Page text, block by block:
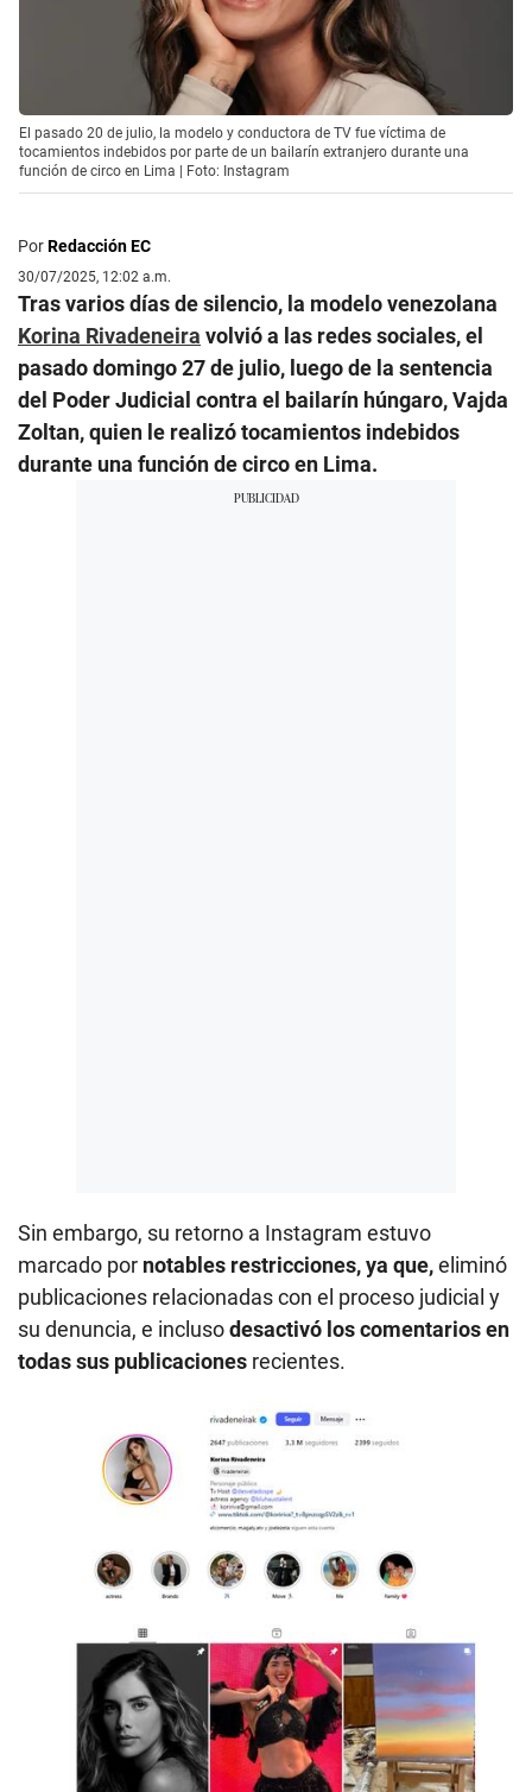
El pasado 20 de julio, la modelo y conductora de TV fue víctima de
tocamientos indebidos por parte de un bailarín extranjero durante una
función de circo en Lima | Foto: Instagram
PorRedacción EC
30/07/2025, 12:02 a.m.
Tras varios días de silencio, la modelo venezolana
Korina Rivadeneira volvió a las redes sociales, el
pasado domingo 27 de julio, luego de la sentencia
del Poder Judicial contra el bailarín húngaro, Vajda
Zoltan, quien le realizó tocamientos indebidos
durante una función de circo en Lima.
Sin embargo, su retorno a Instagram estuvo
marcado por notables restricciones, ya que,eliminó
publicaciones relacionadas con el proceso judicial y
su denuncia, e inclusodesactivó los comentarios en
todas sus publicaciones recientes.